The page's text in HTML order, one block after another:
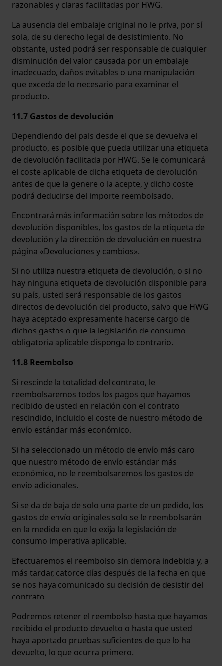
razonables y claras facilitadas por HWG.
La ausencia del embalaje original no le priva, por sí
sola, de su derecho legal de desistimiento. No
obstante, usted podrá ser responsable de cualquier
disminución del valor causada por un embalaje
inadecuado, daños evitables o una manipulación
que exceda de lo necesario para examinar el
producto.
11.7 Gastos de devolución
Dependiendo del país desde el que se devuelva el
producto, es posible que pueda utilizar una etiqueta
de devolución facilitada por HWG. Se le comunicará
el coste aplicable de dicha etiqueta de devolución
antes de que la genere o la acepte, y dicho coste
podrá deducirse del importe reembolsado.
Encontrará más información sobre los métodos de
devolución disponibles, los gastos de la etiqueta de
devolución y la dirección de devolución en nuestra
página «Devoluciones y cambios».
Si no utiliza nuestra etiqueta de devolución, o si no
hay ninguna etiqueta de devolución disponible para
su país, usted será responsable de los gastos
directos de devolución del producto, salvo que HWG
haya aceptado expresamente hacerse cargo de
dichos gastos o que la legislación de consumo
obligatoria aplicable disponga lo contrario.
11.8 Reembolso
Si rescinde la totalidad del contrato, le
reembolsaremos todos los pagos que hayamos
recibido de usted en relación con el contrato
rescindido, incluido el coste de nuestro método de
envío estándar más económico.
Si ha seleccionado un método de envío más caro
que nuestro método de envío estándar más
económico, no le reembolsaremos los gastos de
envío adicionales.
Si se da de baja de solo una parte de un pedido, los
gastos de envío originales solo se le reembolsarán
en la medida en que lo exija la legislación de
consumo imperativa aplicable.
Efectuaremos el reembolso sin demora indebida y, a
más tardar, catorce días después de la fecha en que
se nos haya comunicado su decisión de desistir del
contrato.
Podremos retener el reembolso hasta que hayamos
recibido el producto devuelto o hasta que usted
haya aportado pruebas suficientes de que lo ha
devuelto, lo que ocurra primero.